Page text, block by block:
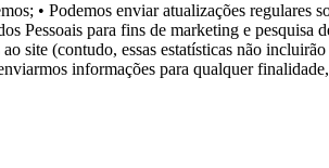
• Podemos enviar atualizações regulares
Pessoais para fins de marketing e pesquisa
site (contudo, essas estatísticas não
informações para qualquer